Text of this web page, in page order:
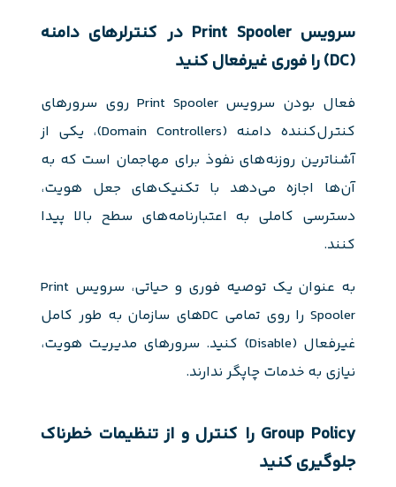
سرویس Print Spooler در کنترلرهای دامنه
(DC) را فوری غیرفعال کنید
فعال بودن سرویس Print Spooler روی سرورهای
کنترل‌کننده دامنه (Domain Controllers)، یکی از
آشناترین روزنه‌های نفوذ برای مهاجمان است که به
آن‌ها اجازه می‌دهد با تکنیک‌های جعل هویت،
دسترسی کاملی به اعتبارنامه‌های سطح بالا پیدا
کنند.
به عنوان یک توصیه فوری و حیاتی، سرویس Print
Spooler را روی تمامی DCهای سازمان به طور کامل
غیرفعال (Disable) کنید. سرورهای مدیریت هویت،
نیازی به خدمات چاپگر ندارند.
Group Policy را کنترل و از تنظیمات خطرناک
جلوگیری کنید